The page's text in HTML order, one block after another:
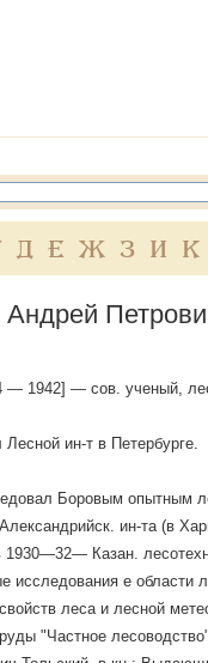
Д Е Ж З И К
Андрей
— 1942] — сов. ученый,
Лесной ин-т в Петербурге.
Боровым опытным
ин-та (в
1930—32— Казан.
исследования е области
леса и лесной
"Частное